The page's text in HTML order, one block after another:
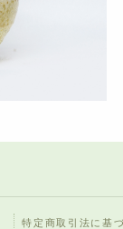
特定商取引法に基